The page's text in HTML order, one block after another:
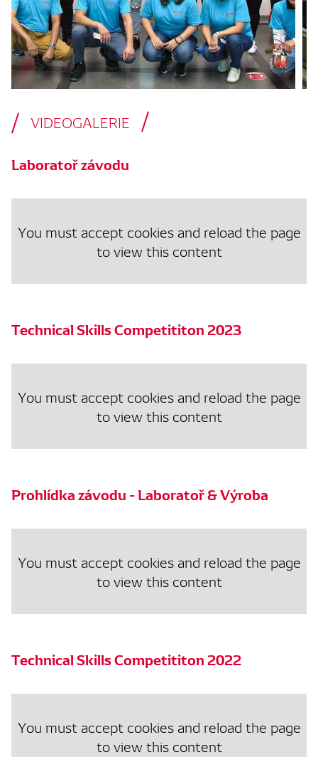
VIDEOGALERIE
Laboratoř závodu
You must accept cookies and reload the page
to view this content
Technical Skills Competititon 2023
You must accept cookies and reload the page
to view this content
Prohlídka závodu - Laboratoř & Výroba
You must accept cookies and reload the page
to view this content
Technical Skills Competititon 2022
You must accept cookies and reload the page
to view this content